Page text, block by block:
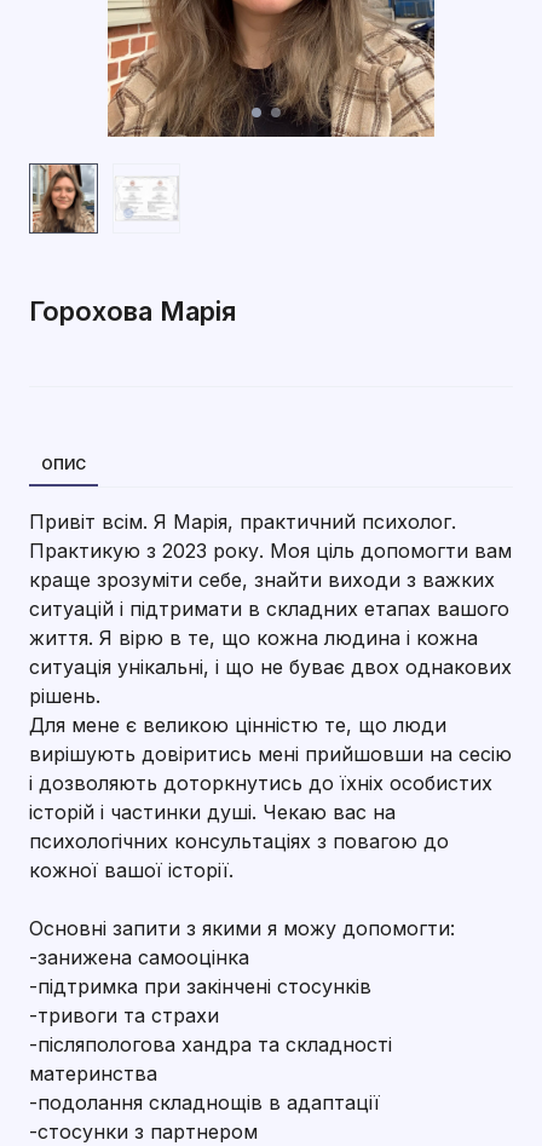
Горохова Марія
ОПИС
Привіт всім. Я Марія, практичний психолог.
Практикую з 2023 року. Моя ціль допомогти вам
краще зрозуміти себе, знайти виходи з важких
ситуацій і підтримати в складних етапах вашого
життя. Я вірю в те, що кожна людина і кожна
ситуація унікальні, і що не буває двох однакових
рішень.
Для мене є великою цінністю те, що люди
вирішують довіритись мені прийшовши на сесію
і дозволяють доторкнутись до їхніх особистих
історій і частинки душі. Чекаю вас на
психологічних консультаціях з повагою до
кожної вашої історії.
Основні запити з якими я можу допомогти:
-занижена самооцінка
-підтримка при закінчені стосунків
-тривоги та страхи
-післяпологова хандра та складності
материнства
-подолання складнощів в адаптації
-стосунки з партнером